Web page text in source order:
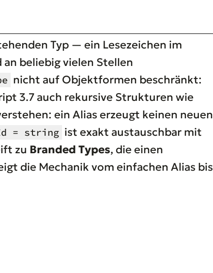
Typ — ein Lesezeichen im
beliebig vielen Stellen
nicht auf Objektformen beschränkt:
3.7 auch rekursive Strukturen wie
ein Alias erzeugt keinen neuen
= string ist exakt austauschbar mit
zu Branded Types, die einen
die Mechanik vom einfachen Alias bis